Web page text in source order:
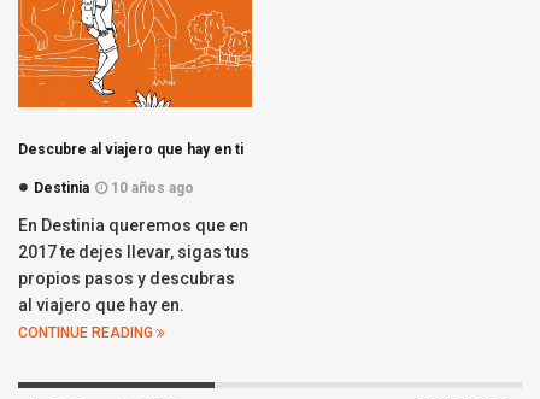
Descubre al viajero que hay en ti
Destinia 10 años ago
En Destinia queremos que en
2017 te dejes llevar, sigas tus
propios pasos y descubras
al viajero que hay en.
CONTINUE READING